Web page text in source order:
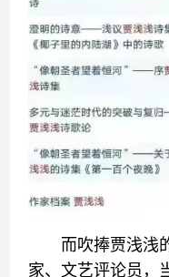
而吹捧贾浅浅的
家、文艺评论员，